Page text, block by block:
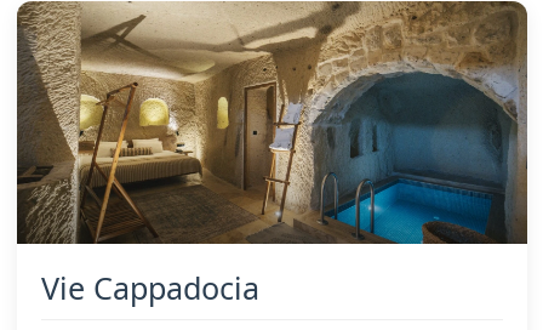
Vie Cappadocia